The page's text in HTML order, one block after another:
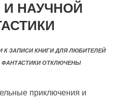
И НАУЧНОЙ
К ЗАПИСИ КНИГИ ДЛЯ ЛЮБИТЕЛЕЙ
ФАНТАСТИКИ ОТКЛЮЧЕНЫ
приключения и